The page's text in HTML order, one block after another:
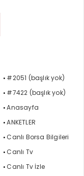
#2051 (başlık yok)
#7422 (başlık yok)
Anasayfa
ANKETLER
Canlı Borsa Bilgileri
Canlı Tv
Canlı Tv İzle